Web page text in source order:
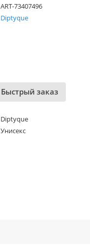
ART-73407496
Diptyque
Быстрый заказ
Diptyque
Унисекс